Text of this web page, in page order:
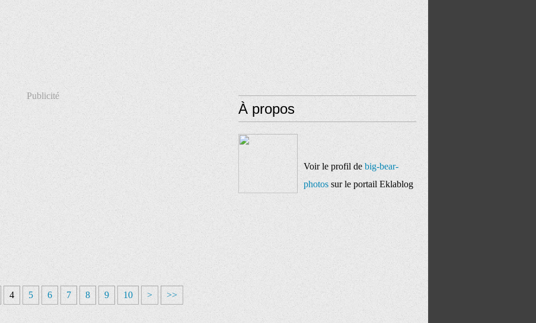
Publicité
4 5 6 7 8 9 10 > >>
À propos
Voir le profil debig-bear-
photossur le portail Eklablog